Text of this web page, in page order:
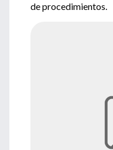
de procedimientos.